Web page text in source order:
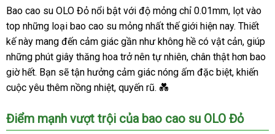
Bao
cao
su
OLO
0.01
Đỏ
-
mỏng
nóng
Bao cao su OLO Đỏ nổi bật với độ mỏng chỉ 0.01mm, lọt vào
top những loại bao cao su mỏng nhất thế giới hiện nay. Thiết
kế này mang đến cảm giác gần như không hề có vật cản, giúp
những phút giây thăng hoa trở nên tự nhiên, chân thật hơn bao
giờ hết. Bạn sẽ tận hưởng cảm giác nóng ấm đặc biệt, khiến
cuộc yêu thêm nồng nhiệt, quyến rũ. 💑
Điểm mạnh vượt trội của bao cao su OLO Đỏ